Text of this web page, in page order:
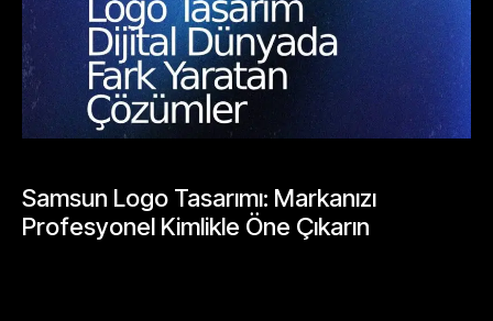
Samsun Logo Tasarımı: Markanızı
Profesyonel Kimlikle Öne Çıkarın